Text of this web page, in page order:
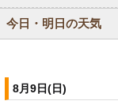
今日・明日の天気
8月9日(日)